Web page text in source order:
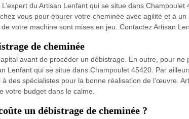
du Artisan Lenfant qui se situe dans
vous pour épurer votre cheminée avec agilité et à
votre machine sont mises en jeu. Contactez Artisan
de cheminée
avant de procéder un débistrage. En outre, pour
Lenfant qui se situe dans Champoulet 45420. Par
des spécialistes pour la bonne réalisation de l’œuvre.
votre budget dans le calme.
un débistrage de cheminée ?